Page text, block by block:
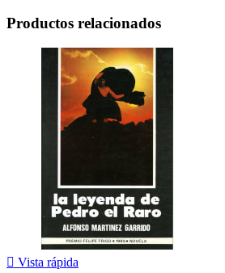
Productos relacionados
 Vista rápida